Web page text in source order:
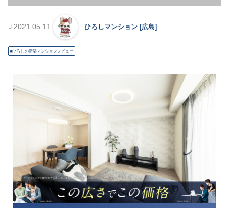
2021.05.11 ひろしマンション [広島]
ひろしの新築マンションレビュー